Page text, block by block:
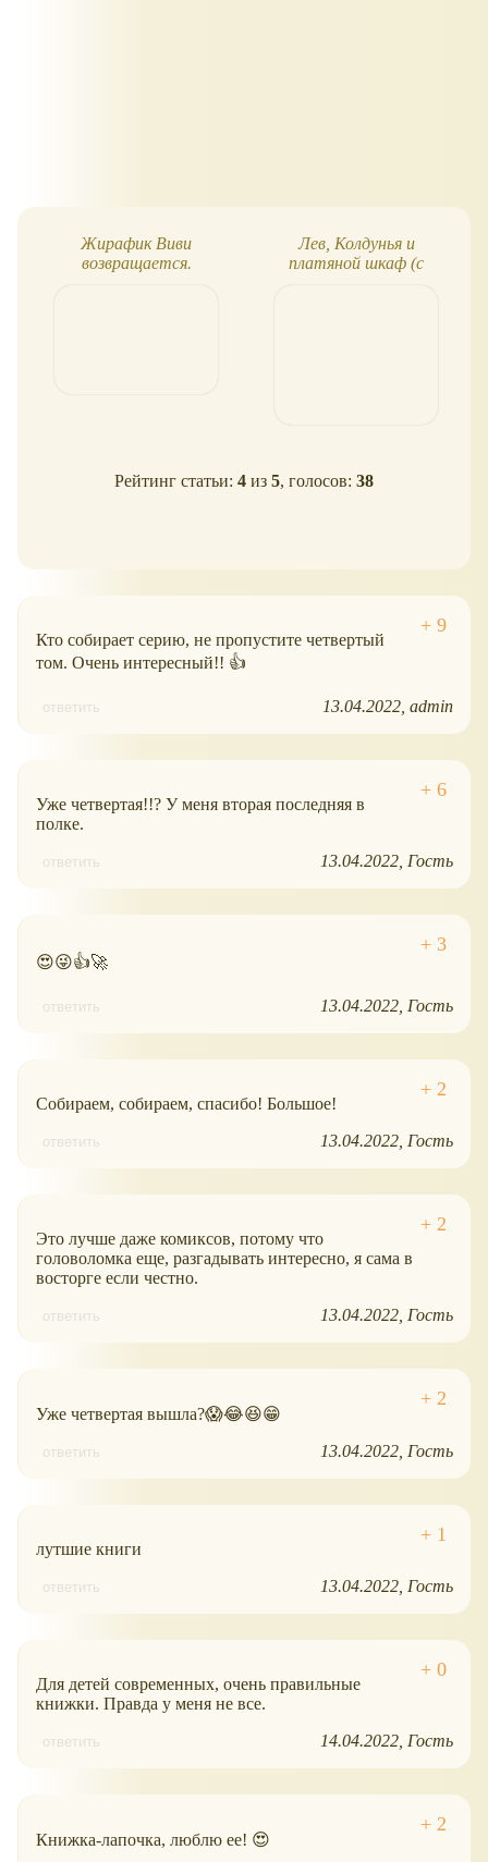
Жирафик Виви
возвращается.
Лев, Колдунья и
платяной шкаф (с
Рейтинг статьи: 4 из 5, голосов: 38
Кто собирает серию, не пропустите четвертый
том. Очень интересный!! 👍
ответить 13.04.2022 admin
Уже четвертая!!? У меня вторая последняя в
полке.
ответить 13.04.2022 Гость
😍😜👍🚀
ответить 13.04.2022 Гость
Собираем, собираем, спасибо! Большое!
ответить 13.04.2022 Гость
Это лучше даже комиксов, потому что
головоломка еще, разгадывать интересно, я сама в
восторге если честно.
ответить 13.04.2022 Гость
Уже четвертая вышла?😱😂😆😁
ответить 13.04.2022 Гость
лутшие книги
ответить 13.04.2022 Гость
Для детей современных, очень правильные
книжки. Правда у меня не все.
ответить 14.04.2022 Гость
Книжка-лапочка, люблю ее! 😍